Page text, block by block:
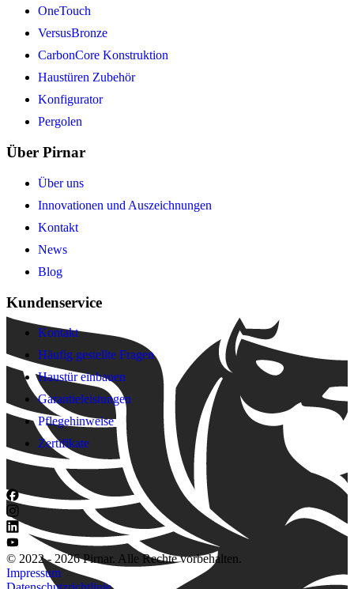
OneTouch
VersusBronze
CarbonCore Konstruktion
Haustüren Zubehör
Konfigurator
Pergolen
Über Pirnar
Über uns
Innovationen und Auszeichnungen
Kontakt
News
Blog
Kundenservice
Kontakt
Häufig gestellte Fragen
Haustür einbauen
Garantieleistungen
Pflegehinweise
Zertifikate
© 2022 - 2026 Pirnar. Alle Rechte vorbehalten.
Impressum